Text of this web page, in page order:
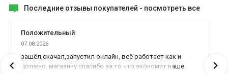
Последние отзывы покупателей - посмотреть все
Положительный
07.08.2026
зашёл,скачал,запустил онлайн, всё работает как и
должно, магазину спасибо за то что экономит наше